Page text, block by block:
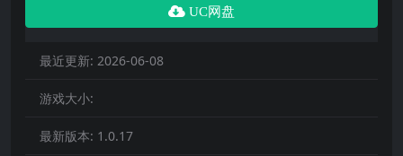
UC网盘
最近更新: 2026-06-08
游戏大小:
最新版本: 1.0.17